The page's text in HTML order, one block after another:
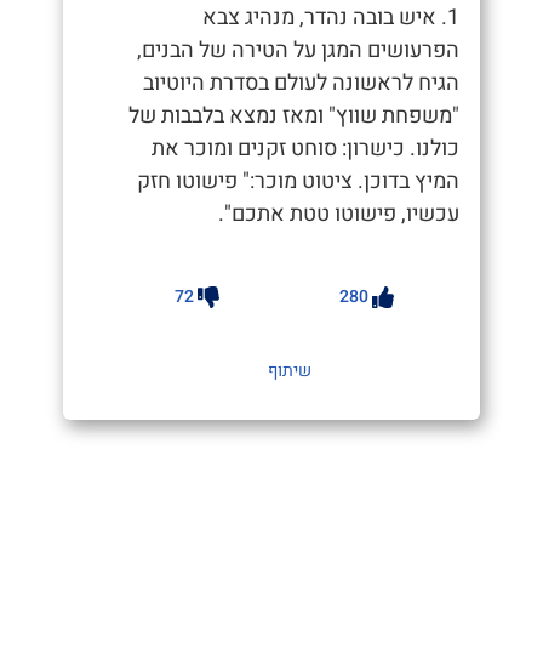
1. איש בובה נהדר, מנהיג צבא
הפרעושים המגן על הטירה של הבנים,
הגיח לראשונה לעולם בסדרת היוטיוב
"משפחת שווץ" ומאז נמצא בלבבות של
כולנו. כישרון: סוחט זקנים ומוכר את
המיץ בדוכן. ציטוט מוכר:" פישוטו חזק
עכשיו, פישוטו טטת אתכם".
280
72
שיתוף